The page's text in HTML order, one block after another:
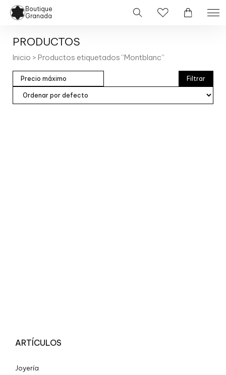
Boutique
Granada
PRODUCTOS
Inicio > Productos etiquetados “Montblanc”
Filtrar
ARTÍCULOS
Joyería